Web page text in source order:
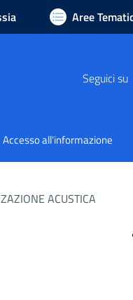
Aree
Seguici su
Accesso all'informazione
ACUSTICA